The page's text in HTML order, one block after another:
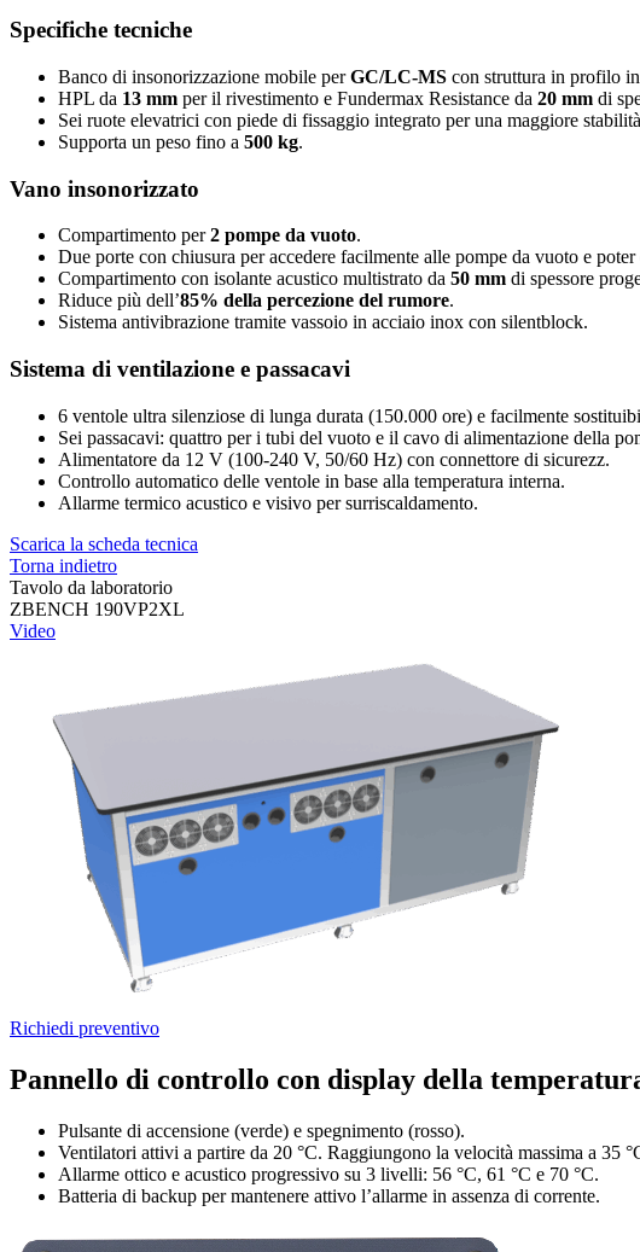
Specifiche tecniche
Banco di insonorizzazione mobile perGC/LC-MS con struttura in profilo
HPL da 13 mm per il rivestimento e Fundermax Resistance da 20 mm di
Sei ruote elevatrici con piede di fissaggio integrato per una maggiore
Supporta un peso fino a 500 kg.
Vano insonorizzato
Compartimento per2 pompe da vuoto.
Due porte con chiusura per accedere facilmente alle pompe da vuoto e
Compartimento con isolante acustico multistrato da 50 mm di spessore
Riduce più dell’85% della percezione del rumore.
Sistema antivibrazione tramite vassoio in acciaio inox con silentblock.
Sistema di ventilazione e passacavi
6 ventole ultra silenziose di lunga durata (150.000 ore) e facilmente
Sei passacavi: quattro per i tubi del vuoto e il cavo di alimentazione della
Alimentatore da 12 V (100-240 V, 50/60 Hz) con connettore di sicurezz.
Controllo automatico delle ventole in base alla temperatura interna.
Allarme termico acustico e visivo per surriscaldamento.
Scarica la scheda tecnica
Torna indietro
Tavolo da laboratorio
ZBENCH 190VP2XL
Video
Richiedi preventivo
Pannello di controllo con display della
Pulsante di accensione (verde) e spegnimento (rosso).
Ventilatori attivi a partire da 20 °C. Raggiungono la velocità massima a 35
Allarme ottico e acustico progressivo su 3 livelli: 56 °C, 61 °C e 70 °C.
Batteria di backup per mantenere attivo l’allarme in assenza di corrente.